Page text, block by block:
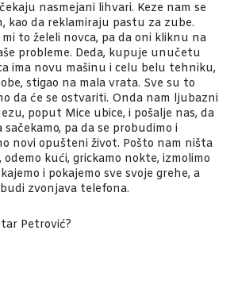
nasmejani lihvari. Keze nam se
kao da reklamiraju pastu za zube.
to želeli novca, pa da oni kliknu na
probleme. Deda, kupuje unučetu
ima novu mašinu i celu belu tehniku,
stigao na mala vrata. Sve su to
da će se ostvariti. Onda nam ljubazni
poput Mice ubice, i pošalje nas, da
pa da se probudimo i
novi opušteni život. Pošto nam ništa
kući, grickamo nokte, izmolimo
i pokajemo sve svoje grehe, a
zvonjava telefona.
Petrović?